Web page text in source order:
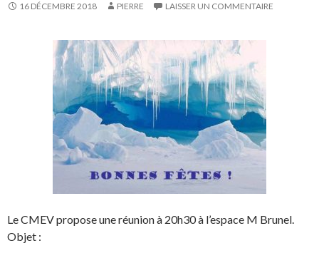
16 DÉCEMBRE 2018 PIERRE LAISSER UN COMMENTAIRE
Le CMEV propose une réunion à 20h30 à l’espace M Brunel.
Objet :